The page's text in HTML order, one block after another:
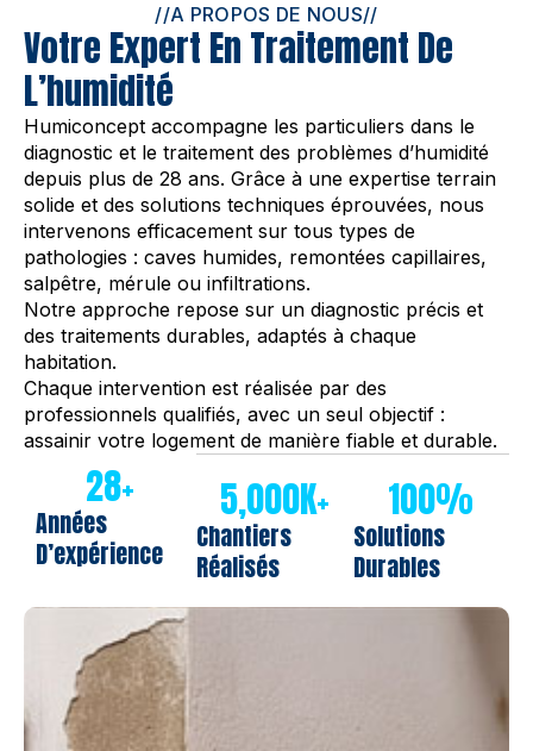
//A PROPOS DE NOUS//
Votre Expert En Traitement De
L’humidité
Humiconcept accompagne les particuliers dans le
diagnostic et le traitement des problèmes d’humidité
depuis plus de 28 ans. Grâce à une expertise terrain
solide et des solutions techniques éprouvées, nous
intervenons efficacement sur tous types de
pathologies : caves humides, remontées capillaires,
salpêtre, mérule ou infiltrations.
Notre approche repose sur un diagnostic précis et
des traitements durables, adaptés à chaque
habitation.
Chaque intervention est réalisée par des
professionnels qualifiés, avec un seul objectif :
assainir votre logement de manière fiable et durable.
Années
D’expérience
28+
Chantiers
Réalisés
5,000K+
Solutions
Durables
100%